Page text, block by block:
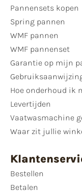
Pannensets kopen
Spring pannen
WMF pannen
WMF pannenset
Garantie op mijn
Hoe onderhoud ik
Levertijden
Vaatwasmachine
Waar zit jullie
Bestellen
Betalen